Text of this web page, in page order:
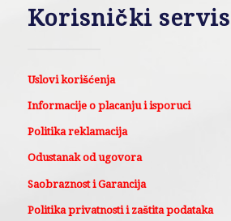
Korisnički servis
Uslovi korišćenja
Informacije o placanju i isporuci
Politika reklamacija
Odustanak od ugovora
Saobraznost i Garancija
Politika privatnosti i zaštita podataka